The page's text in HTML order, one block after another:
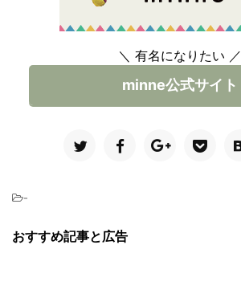
＼ 有名になりたい ／
minne公式サイト
-
おすすめ記事と広告